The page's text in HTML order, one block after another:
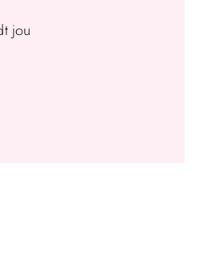
jou